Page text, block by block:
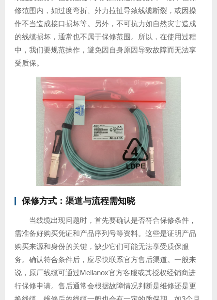
修范围内，如过度弯折、外力拉扯导致线缆断裂，或因操
作不当造成接口损坏等。另外，不可抗力如自然灾害造成
的线缆损坏，通常也不属于保修范围。所以，在使用过程
中，我们要规范操作，避免因自身原因导致故障而无法享
受质保。
保修方式：渠道与流程需知晓
当线缆出现问题时，首先要确认是否符合保修条件，
需准备好购买凭证和产品序列号等资料。这些是证明产品
购买来源和身份的关键，缺少它们可能无法享受质保服
务。确认符合条件后，应尽快联系官方售后渠道。一般来
说，原厂线缆可通过Mellanox官方客服或其授权经销商进
行保修申请。售后通常会根据故障情况判断是维修还是更